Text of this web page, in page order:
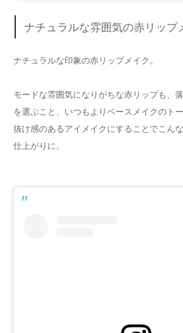
ナチュラルな雰囲気の赤リップ
ナチュラルな印象の赤リップメイク。
モードな雰囲気になりがちな赤リップも、
を選ぶこと、いつもよりベースメイクのト
抜け感のあるアイメイクにすることでこん
仕上がりに。